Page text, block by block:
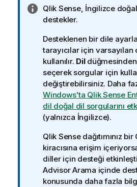
B
i
g
i
n
o
t
u
Qlik Sense, İngilizce
destekler.
Desteklenen bir dile
tarayıcılar için
kullanılır. Dil
seçerek sorgular için
değiştirebilirsiniz. Daha
Windows'ta Qlik Sense
dil doğal dil sorgularını
(yalnızca İngilizce).
Qlik Sensedağıtımınız bir
kiracısına erişim
diller için desteği
Advisor Arama içinde
konusunda daha fazla